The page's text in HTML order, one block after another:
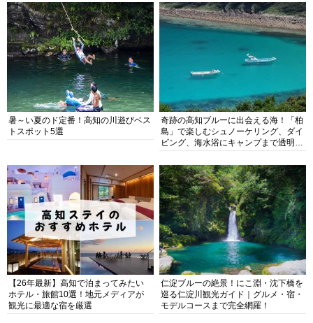
暑～い夏のド定番！高知の川遊びベス
トスポット5選
奇跡の高知ブルーに出会える海！「柏
島」で楽しむシュノーケリング、ダイ
ビング、海水浴にキャンプまで透明度
【26年最新】高知で泊まってみたい
ホテル・旅館10選！地元メディアが
観光に最適な宿を厳選
仁淀ブルーの絶景！にこ淵・沈下橋を
巡る仁淀川観光ガイド｜グルメ・宿・
モデルコースまで完全網羅！